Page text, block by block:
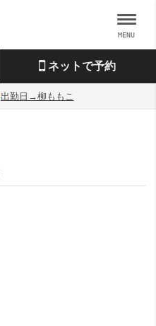
ネットで予約
出勤日→柳ももこ
MENU